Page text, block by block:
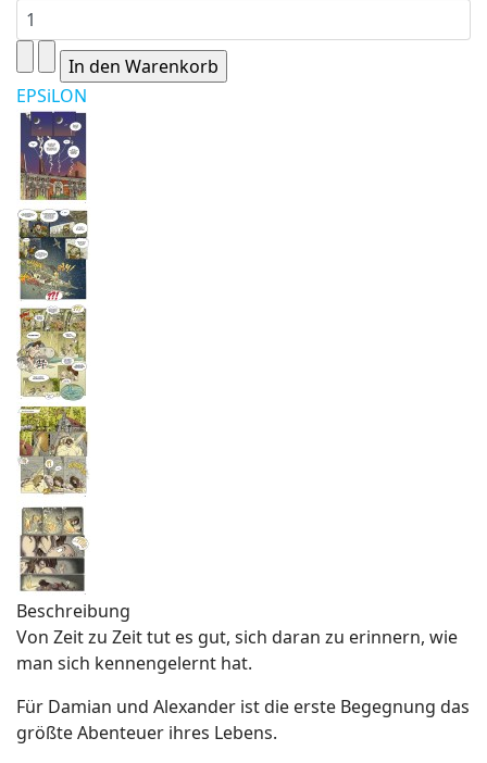
EPSiLON
Beschreibung
Von Zeit zu Zeit tut es gut, sich daran zu erinnern, wie
man sich kennengelernt hat.
Für Damian und Alexander ist die erste Begegnung das
größte Abenteuer ihres Lebens.